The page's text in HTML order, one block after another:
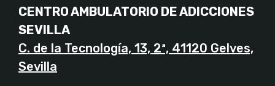
CENTRO AMBULATORIO DE ADICCIONES
SEVILLA
C. de la Tecnología, 13, 2ª, 41120 Gelves,
Sevilla